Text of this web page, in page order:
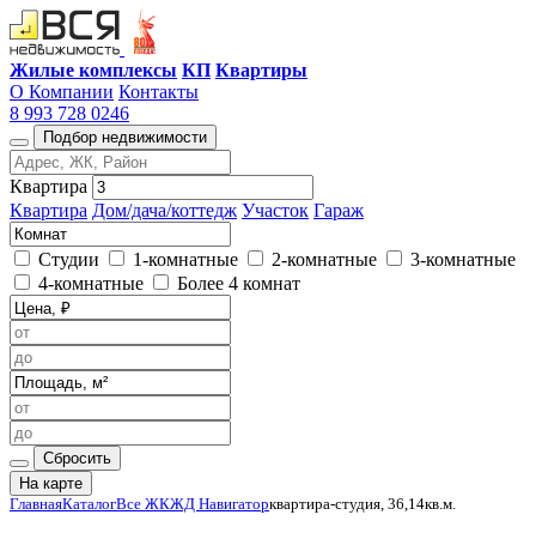
Жилые комплексы КП Квартиры
О Компании Контакты
8 993 728 0246
Подбор недвижимости
Квартира
Квартира Дом/дача/коттедж Участок Гараж
Студии 1-комнатные 2-комнатные
3-комнатные
4-комнатные
Более 4 комнат
Сбросить
На карте